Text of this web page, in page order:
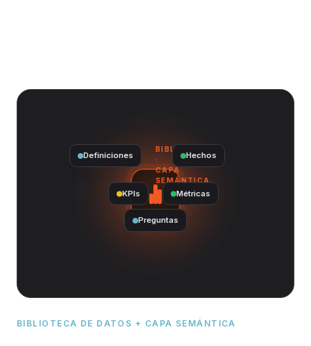
BIBLIOTECA DE DATOS + CAPA SEMÁNTICA
BIBLIOTECA
·
CAPA
SEMÁNTICA
Preguntas
Métricas
KPIs
Hechos
Definiciones